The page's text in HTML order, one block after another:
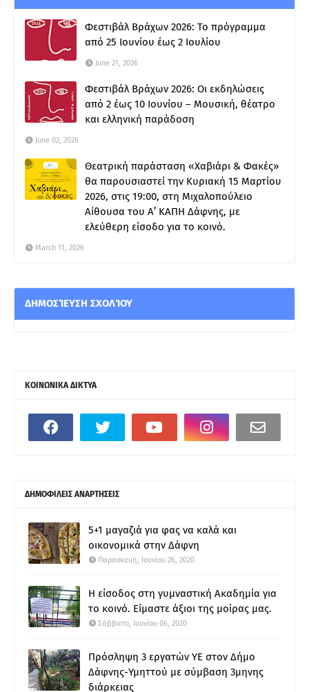
Φεστιβάλ Βράχων 2026: Το πρόγραμμα
από 25 Ιουνίου έως 2 Ιουλίου
June 21, 2026
Φεστιβάλ Βράχων 2026: Οι εκδηλώσεις
από 2 έως 10 Ιουνίου – Μουσική, θέατρο
και ελληνική παράδοση
June 02, 2026
Θεατρική παράσταση «Χαβιάρι & Φακές»
θα παρουσιαστεί την Κυριακή 15 Μαρτίου
2026, στις 19:00, στη Μιχαλοπούλειο
Αίθουσα του Α’ ΚΑΠΗ Δάφνης, με
ελεύθερη είσοδο για το κοινό.
March 11, 2026
ΔΗΜΟΣΊΕΥΣΗ ΣΧΟΛΊΟΥ
ΚΟΙΝΩΝΙΚΑ ΔΙΚΤΥΑ
ΔΗΜΟΦΙΛΕΙΣ ΑΝΑΡΤΗΣΕΙΣ
5+1 μαγαζιά για φας να καλά και
οικονομικά στην Δάφνη
Παρασκευή, Ιουνίου 26, 2020
Η είσοδος στη γυμναστική Ακαδημία για
το κοινό. Είμαστε άξιοι της μοίρας μας.
Σάββατο, Ιουνίου 06, 2020
Πρόσληψη 3 εργατών ΥΕ στον Δήμο
Δάφνης-Υμηττού με σύμβαση 3μηνης
διάρκειας